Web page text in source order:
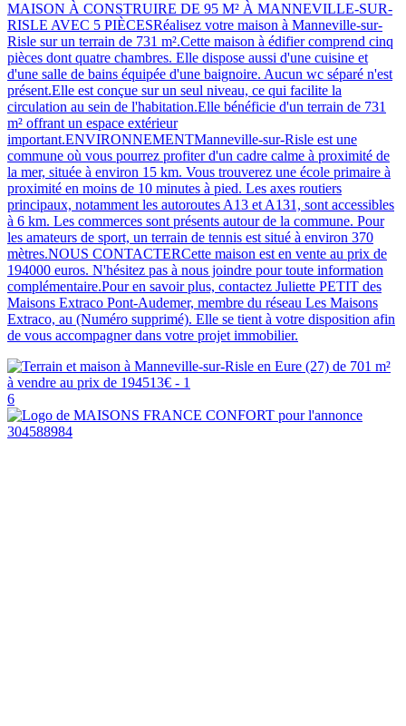
MAISON À CONSTRUIRE DE 95 M² À MANNEVILLE-SUR-
RISLE AVEC 5 PIÈCESRéalisez votre maison à Manneville-sur-
Risle sur un terrain de 731 m².Cette maison à édifier comprend cinq
pièces dont quatre chambres. Elle dispose aussi d'une cuisine et
d'une salle de bains équipée d'une baignoire. Aucun wc séparé n'est
présent.Elle est conçue sur un seul niveau, ce qui facilite la
circulation au sein de l'habitation.Elle bénéficie d'un terrain de 731
m² offrant un espace extérieur
important.ENVIRONNEMENTManneville-sur-Risle est une
commune où vous pourrez profiter d'un cadre calme à proximité de
la mer, située à environ 15 km. Vous trouverez une école primaire à
proximité en moins de 10 minutes à pied. Les axes routiers
principaux, notamment les autoroutes A13 et A131, sont accessibles
à 6 km. Les commerces sont présents autour de la commune. Pour
les amateurs de sport, un terrain de tennis est situé à environ 370
mètres.NOUS CONTACTERCette maison est en vente au prix de
194000 euros. N'hésitez pas à nous joindre pour toute information
complémentaire.Pour en savoir plus, contactez Juliette PETIT des
Maisons Extraco Pont-Audemer, membre du réseau Les Maisons
Extraco, au (Numéro supprimé). Elle se tient à votre disposition afin
de vous accompagner dans votre projet immobilier.
6